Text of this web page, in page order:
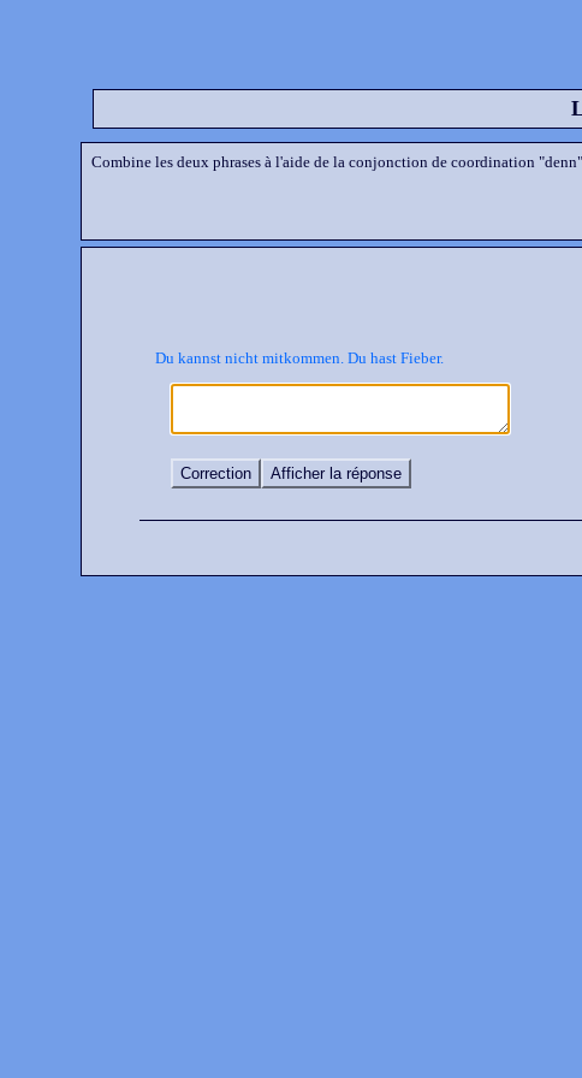
Combine les deux phrases à l'aide de la conjonction de coordination "denn"
Du kannst nicht mitkommen. Du hast Fieber.
Correction Afficher la réponse